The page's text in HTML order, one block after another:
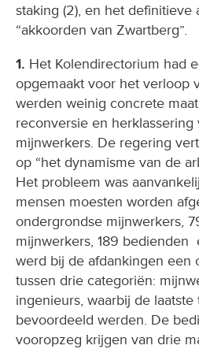
staking (2), en het definitieve
“akkoorden van Zwartberg”.
1. Het Kolendirectorium had
opgemaakt voor het verloop
werden weinig concrete
reconversie en
mijnwerkers. De regering
op “het dynamisme van de
Het probleem was
mensen moesten worden
ondergrondse mijnwerkers,
mijnwerkers, 189 bedienden
werd bij de afdankingen een
tussen drie categoriën:
ingenieurs, waarbij de
bevoordeeld werden. De
vooropzeg krijgen van drie